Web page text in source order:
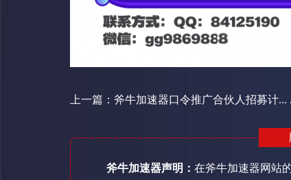
上一篇： 斧牛加速器口令推广合伙人招募计...
斧牛加速器声明： 在斧牛加速器网站